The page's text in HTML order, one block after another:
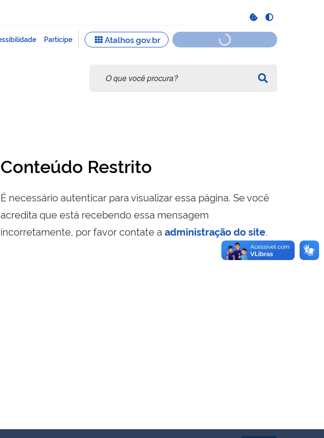
Conteúdo Restrito
É necessário autenticar para visualizar essa página. Se você
acredita que está recebendo essa mensagem
incorretamente, por favor contate a administração do site.